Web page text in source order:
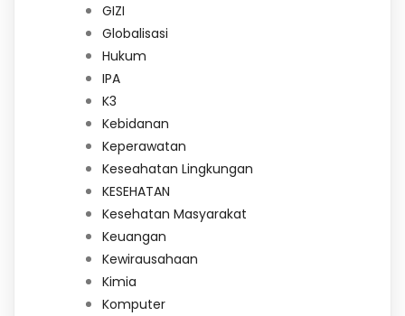
GIZI
Globalisasi
Hukum
IPA
K3
Kebidanan
Keperawatan
Keseahatan Lingkungan
KESEHATAN
Kesehatan Masyarakat
Keuangan
Kewirausahaan
Kimia
Komputer